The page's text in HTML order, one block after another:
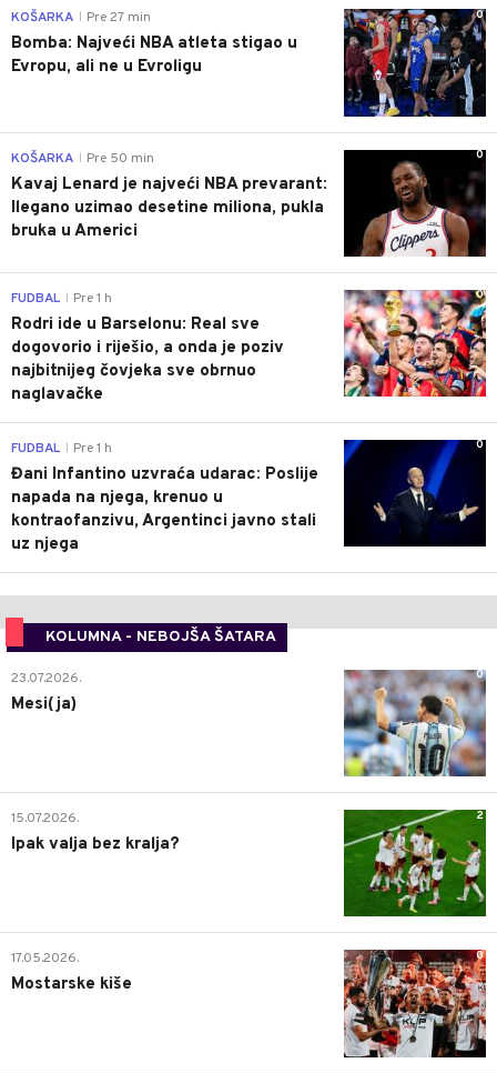
0
KOŠARKA Pre 27 min
Bomba: Najveći NBA atleta stigao u
Evropu, ali ne u Evroligu
0
KOŠARKA Pre 50 min
Kavaj Lenard je najveći NBA prevarant:
Ilegano uzimao desetine miliona, pukla
bruka u Americi
0
FUDBAL Pre 1 h
Rodri ide u Barselonu: Real sve
dogovorio i riješio, a onda je poziv
najbitnijeg čovjeka sve obrnuo
naglavačke
0
FUDBAL Pre 1 h
Đani Infantino uzvraća udarac: Poslije
napada na njega, krenuo u
kontraofanzivu, Argentinci javno stali
uz njega
KOLUMNA - NEBOJŠA ŠATARA
0
23.07.2026.
Mesi(ja)
2
15.07.2026.
Ipak valja bez kralja?
0
17.05.2026.
Mostarske kiše